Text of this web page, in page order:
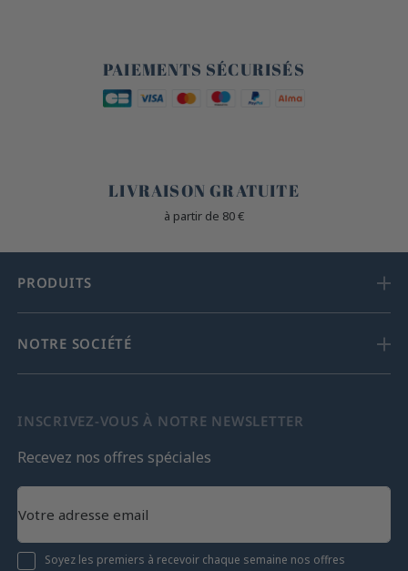
PAIEMENTS SÉCURISÉS
LIVRAISON GRATUITE
à partir de 80 €
PRODUITS
NOTRE SOCIÉTÉ
INSCRIVEZ-VOUS À NOTRE NEWSLETTER
Recevez nos offres spéciales
Soyez les premiers à recevoir chaque semaine nos offres